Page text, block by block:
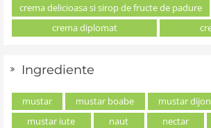
crema delicioasa si sirop de fructe de padure
crema diplomat
Ingrediente
mustar mustar boabe mustar dijon
mustar iute
naut nectar